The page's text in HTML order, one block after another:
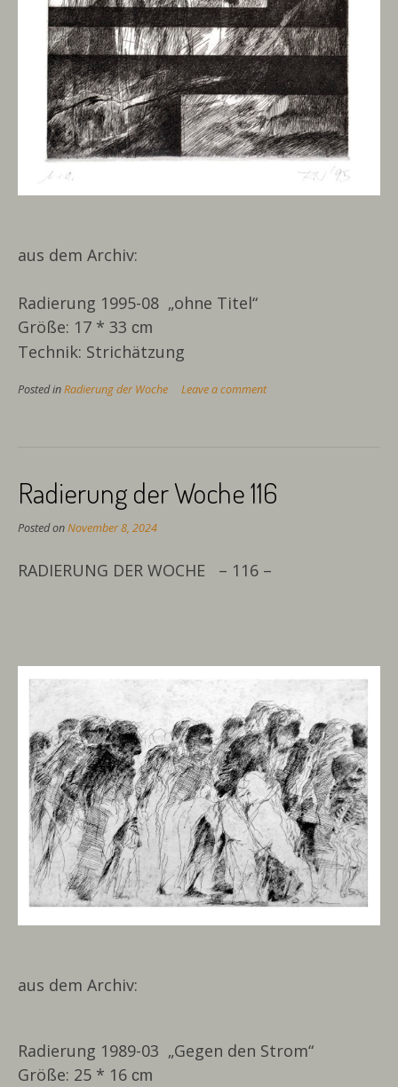
aus dem Archiv:
Radierung 1995-08 „ohne Titel“
Größe: 17 * 33 cm
Technik: Strichätzung
Posted inRadierung der Woche Leave a comment
Radierung der Woche 116
Posted onNovember 8, 2024
RADIERUNG DER WOCHE – 116 –
aus dem Archiv:
Radierung 1989-03 „Gegen den Strom“
Größe: 25 * 16 cm